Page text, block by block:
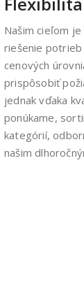
Našim cieľom
riešenie potrieb
cenových
prispôsobiť
jednak vďaka
ponúkame,
kategórií,
našim